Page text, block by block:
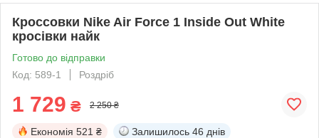
Кроссовки Nike Air Force 1 Inside Out White
кросівки найк
Готово до відправки
Код: 589-1
Роздріб
1 729 ₴ 2 250 ₴
Економія 521 ₴ Залишилось 46 днів